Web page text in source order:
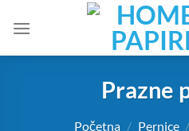
Prazne
Početna / Pernice /